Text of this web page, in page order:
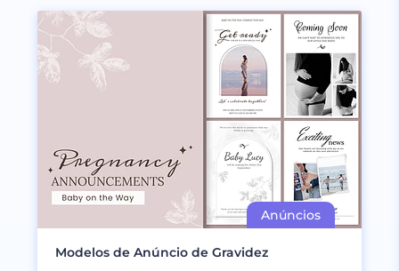
Modelos de Anúncio de Gravidez